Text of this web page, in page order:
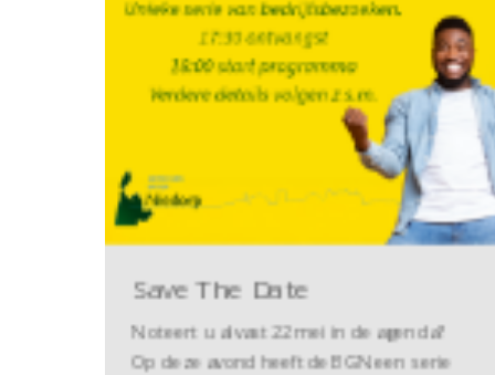
Save The Date
Noteert u alvast 22 mei in de agenda?
Op deze avond heeft de BGN een serie